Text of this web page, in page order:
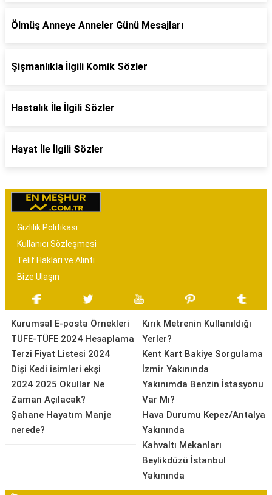
Ölmüş Anneye Anneler Günü Mesajları
Şişmanlıkla İlgili Komik Sözler
Hastalık İle İlgili Sözler
Hayat İle İlgili Sözler
Gizlilik Politikası
Kullanıcı Sözleşmesi
Telif Hakları ve Alıntı
Bize Ulaşın
Kurumsal E-posta Örnekleri
TÜFE-TÜFE 2024 Hesaplama
Terzi Fiyat Listesi 2024
Dişi Kedi isimleri ekşi
2024 2025 Okullar Ne
Zaman Açılacak?
Şahane Hayatım Manje
nerede?
Kırık Metrenin Kullanıldığı
Yerler?
Kent Kart Bakiye Sorgulama
İzmir Yakınında
Yakınımda Benzin İstasyonu
Var Mı?
Hava Durumu Kepez/Antalya
Yakınında
Kahvaltı Mekanları
Beylikdüzü İstanbul
Yakınında